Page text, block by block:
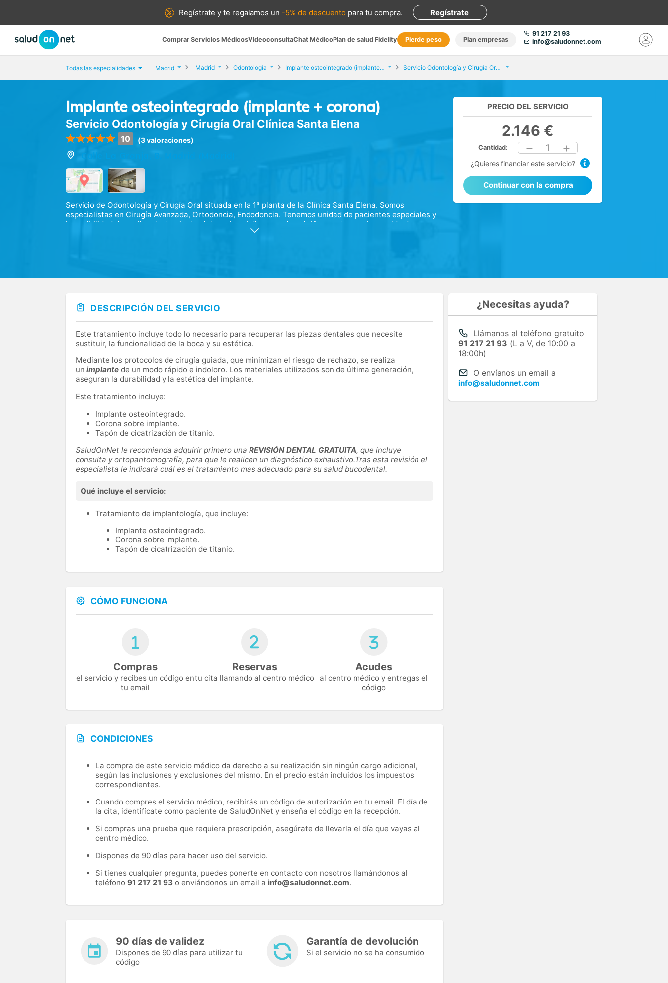
Regístrate yte regalamos un -5% de descuento para tu compra. Regístrate
Comprar Servicios MédicosVideoconsultaChat MédicoPlan de salud Fidelity Pierde peso Plan empresas
91 217 21 93
info@saludonnet.com
Todas las especialidades Madrid Madrid Odontología Implante osteointegrado (implante + corona) Servicio Odontología y Cirugía Oral Clínica Santa Elena
Implante osteointegrado (implante + corona)
Servicio Odontología y Cirugía Oral Clínica Santa Elena
10 (3 valoraciones)
Calle La Granja, 8, Madrid (Madrid)
Servicio de Odontología y Cirugía Oral situada en la 1ª planta de la Clínica Santa Elena. Somos
especialistas en Cirugía Avanzada, Ortodoncia, Endodoncia. Tenemos unidad de pacientes especiales y
la posibilidad de realizar tratamientos integrales al disponer de quirófanos y tener el respaldo de un
hospital, lo que da una seguridad y valor añadido a la clínica.
PRECIO DEL SERVICIO
2.146 €
Cantidad: 1
¿Quieres financiar este servicio?
Continuar con la compra
DESCRIPCIÓN DEL SERVICIO
Este tratamiento incluye todo lo necesario para recuperar las piezas dentales que necesite
sustituir, la funcionalidad de la boca y su estética.
Mediante los protocolos de cirugía guiada, que minimizan el riesgo de rechazo, se realiza
un implante de un modo rápido e indoloro. Los materiales utilizados son de última generación,
aseguran la durabilidad y la estética del implante.
Este tratamiento incluye:
Implante osteointegrado.
Corona sobre implante.
Tapón de cicatrización de titanio.
SaludOnNet le recomienda adquirir primero una REVISIÓN DENTAL GRATUITA, que incluye
consulta y ortopantomografía, para que le realicen un diagnóstico exhaustivo.Tras esta revisión el
especialista le indicará cuál es el tratamiento más adecuado para su salud bucodental.
Qué incluye el servicio:
Tratamiento de implantología, que incluye:
Implante osteointegrado.
Corona sobre implante.
Tapón de cicatrización de titanio.
CÓMO FUNCIONA
Compras
el servicio y recibes un código en
tu email
Reservas
tu cita llamando al centro médico
Acudes
al centro médico y entregas el
código
CONDICIONES
La compra de este servicio médico da derecho a su realización sin ningún cargo adicional,
según las inclusiones y exclusiones del mismo. En el precio están incluidos los impuestos
correspondientes.
Cuando compres el servicio médico, recibirás un código de autorización en tu email. El día de
la cita, identifícate como paciente de SaludOnNet y enseña el código en la recepción.
Si compras una prueba que requiera prescripción, asegúrate de llevarla el día que vayas al
centro médico.
Dispones de 90 días para hacer uso del servicio.
Si tienes cualquier pregunta, puedes ponerte en contacto con nosotros llamándonos al
teléfono 91 217 21 93 o enviándonos un email a info@saludonnet.com.
90 días de validez
Dispones de 90 días para utilizar tu
código
Garantía de devolución
Si el servicio no se ha consumido
¿Necesitas ayuda?
Llámanos al teléfono gratuito
91 217 21 93 (L a V, de 10:00 a
18:00h)
O envíanos un email a
info@saludonnet.com